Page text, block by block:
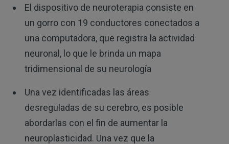
El dispositivo de neuroterapia consiste en
un gorro con 19 conductores conectados a
una computadora, que registra la actividad
neuronal, lo que le brinda un mapa
tridimensional de su neurología
Una vez identificadas las áreas
desreguladas de su cerebro, es posible
abordarlas con el fin de aumentar la
neuroplasticidad. Una vez que la